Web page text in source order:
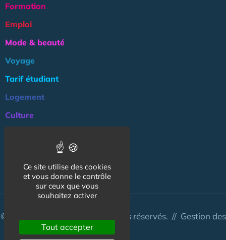
Formation
Emploi
Mode & beauté
Voyage
Tarif étudiant
Logement
Culture
NOS AUTRES SITES :
© CapCampus 2026 - Tous droits réservés. // Gestion des
Ce site utilise des cookies
et vous donne le contrôle
sur ceux que vous
souhaitez activer
Tout accepter